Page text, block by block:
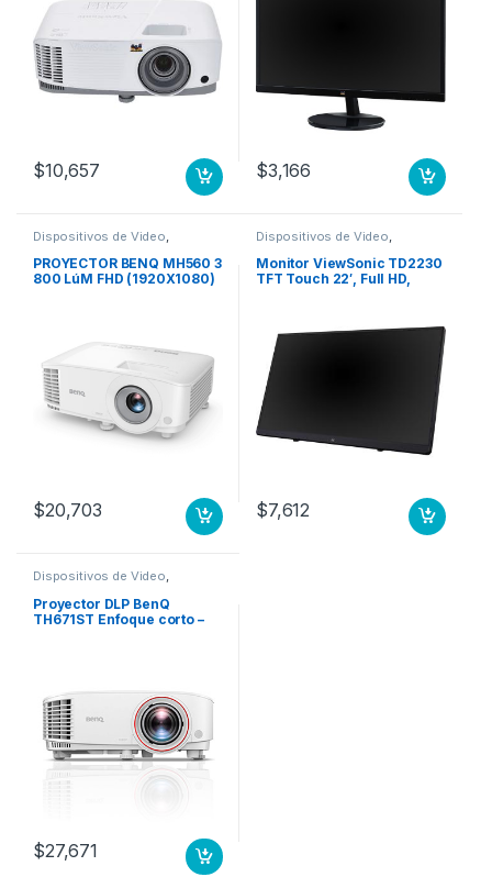
$10,657 $3,166
Dispositivos de Video
Proyectores
PROYECTOR BENQ MH560 3
800 LúM FHD (1920X1080)
$20,703
Dispositivos de Video
Monitores
Monitor ViewSonic TD2230
TFT Touch 22′, Full HD,
1920X1080 RELACION DE
ASPECTO 16:9
$7,612
Dispositivos de Video,
Proyector DLP BenQ
TH671ST Enfoque corto –
$27,671